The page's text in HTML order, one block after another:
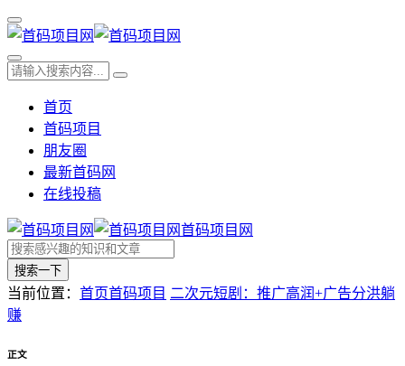
首页
首码项目
朋友圈
最新首码网
在线投稿
首码项目网
搜索一下
当前位置： 首页首码项目 二次元短剧：推广高润+广告分洪躺
赚
正文